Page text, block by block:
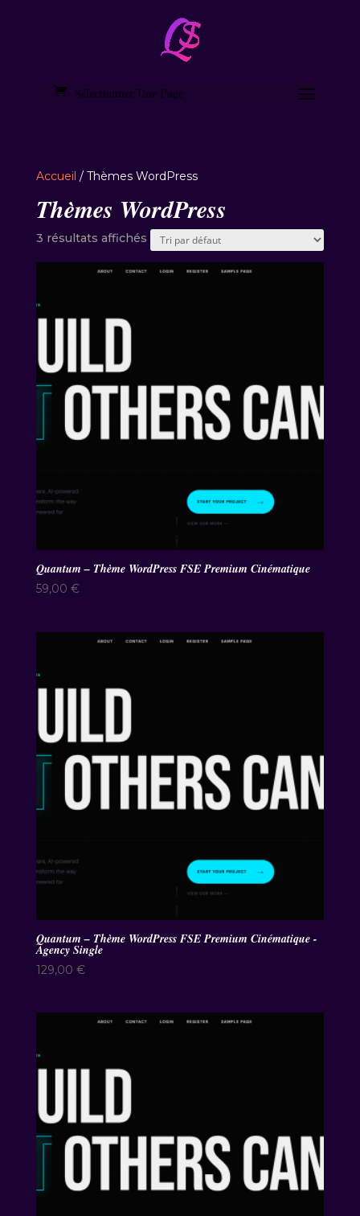
Sélectionner Une Page
Accueil / Thèmes WordPress
Thèmes WordPress
3 résultats affichés
Quantum – Thème WordPress FSE Premium Cinématique
59,00 €
Quantum – Thème WordPress FSE Premium Cinématique -
Agency Single
129,00 €